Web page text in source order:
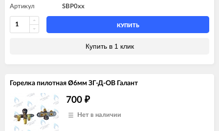
Артикул SBP0xx
КУПИТЬ
Купить в 1 клик
Горелка пилотная Ø6мм ЗГ-Д-ОВ Галант
700 ₽
Нет в наличии